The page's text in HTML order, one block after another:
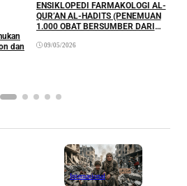
dan
ENSIKLOPEDI FARMAKOLOGI AL-
QUR’AN AL-HADITS (PENEMUAN
1.000 OBAT BERSUMBER DARI
09/05/2026
Internasional